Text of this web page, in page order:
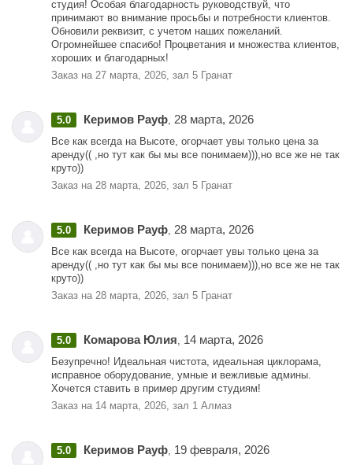
студия! Особая благодарность руководствуй, что
принимают во внимание просьбы и потребности клиентов.
Обновили реквизит, с учетом наших пожеланий.
Огромнейшее спасибо! Процветания и множества клиентов,
хороших и благодарных!
Заказ на 27 марта, 2026, зал 5 Гранат
5.0 Керимов Рауф, 28 марта, 2026
Все как всегда на Высоте, огорчает увы только цена за
аренду(( ,но тут как бы мы все понимаем))),но все же не так
круто))
Заказ на 28 марта, 2026, зал 5 Гранат
5.0 Керимов Рауф, 28 марта, 2026
Все как всегда на Высоте, огорчает увы только цена за
аренду(( ,но тут как бы мы все понимаем))),но все же не так
круто))
Заказ на 28 марта, 2026, зал 5 Гранат
5.0 Комарова Юлия, 14 марта, 2026
Безупречно! Идеальная чистота, идеальная циклорама,
исправное оборудование, умные и вежливые админы.
Хочется ставить в пример другим студиям!
Заказ на 14 марта, 2026, зал 1 Алмаз
5.0 Керимов Рауф, 19 февраля, 2026